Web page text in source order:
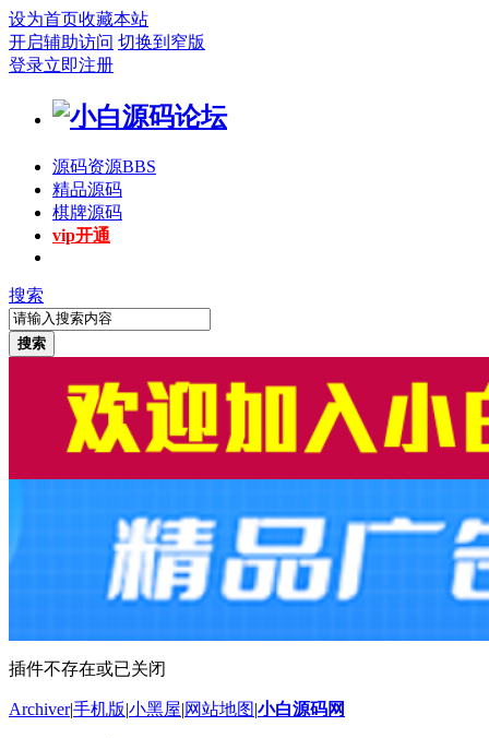
设为首页收藏本站
开启辅助访问 切换到窄版
登录立即注册
源码资源BBS
精品源码
棋牌源码
vip开通
搜索
搜索
插件不存在或已关闭
Archiver|手机版 小黑屋 网站地图 小白源码网